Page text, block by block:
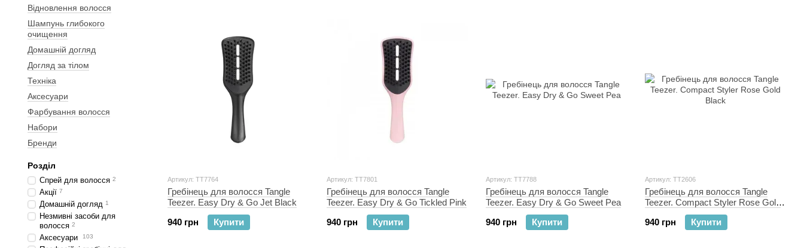
Артикул: TT7764
Гребінець для волосся Tangle
Teezer. Easy Dry & Go Jet Black
940 грн
Купити
Артикул: TT7801
Гребінець для волосся Tangle
Teezer. Easy Dry & Go Tickled Pink
940 грн
Купити
Артикул: TT7788
Гребінець для волосся Tangle
Teezer. Easy Dry & Go Sweet Pea
940 грн
Купити
Артикул: TT2606
Гребінець для волосся Tangle
Teezer. Compact Styler Rose Gold
940 грн
Купити
Відновлення волосся
Шампунь глибокого
очищення
Домашній догляд
Догляд за тілом
Техніка
Аксесуари
Фарбування волосся
Набори
Бренди
Розділ
Спрей для волосся 2
Акції 7
Домашній догляд 1
Незмивні засоби для
волосся 2
Аксесуари 103